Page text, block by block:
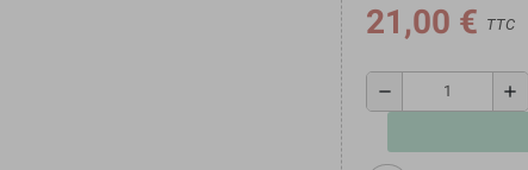
21,00 € TTC
remove add